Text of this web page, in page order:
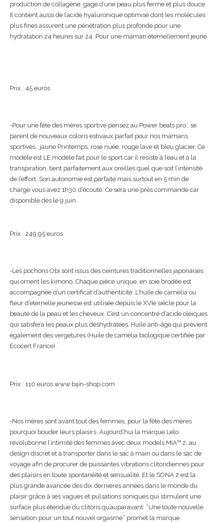
production de collagène, gage d’une peau plus ferme et plus douce.
Il contient aussi de l’acide hyaluronique optimisé dont les molécules
plus fines assurent une pénétration plus profonde pour une
hydratation 24 heures sur 24. Pour une maman éternellement jeune.
Prix : 45 euros
-Pour une fête des mères sportive pensez au Power beats pro : se
parent de nouveaux coloris estivaux parfait pour nos mamans
sportives : jaune Printemps, rose nuée, rouge lave et bleu glacier. Ce
modèle est LE modèle fait pour le sport car il résiste à l’eau et à la
transpiration, tient parfaitement aux oreilles quel que soit l’intensité
de l’effort. Son autonomie est parfaite mais surtout en 5 min de
charge vous avez 1h30 d’écoute. Ce sera une près commande car
disponible dès le 9 juin.
Prix : 249,95 euros
-Les pochons Obi sont issus des ceintures traditionnelles japonaises
qui ornent les kimono. Chaque pièce unique, en soie brodée est
accompagnée d’un certificat d’authenticité. L’huile de camélia ou
fleur d’eternelle jeunesse est utilisée depuis le XVIe siècle pour la
beauté de la peau et les cheveux. C’est un concentré d’acide oléiques
qui satisfera les peaux plus déshydratées. Huile anti-âge qui prévient
également des vergetures (Huile de camélia biologique certifiée par
Ecocert France).
Prix : 110 euros www.bijin-shop.com
-Nos mères sont avant tout des femmes, pour la fête des mères
pourquoi bouder leurs plaisirs. Aujourd’hui la marque Lelo
révolutionne l’intimité des femmes avec deux models MIA™ 2, au
design discret et à transporter dans le sac à main ou dans le sac de
voyage afin de procurer de puissantes vibrations clitoridiennes pour
des plaisirs en toute spontanéité et sensualité. Et le SONA 2 est la
plus grande avancée des dix dernières années dans le monde du
plaisir grâce à ses vagues et pulsations soniques qui stimulent une
surface plus étendue du clitoris qu’auparavant. “Une toute nouvelle
sensation pour un tout nouvel orgasme” promet la marque.